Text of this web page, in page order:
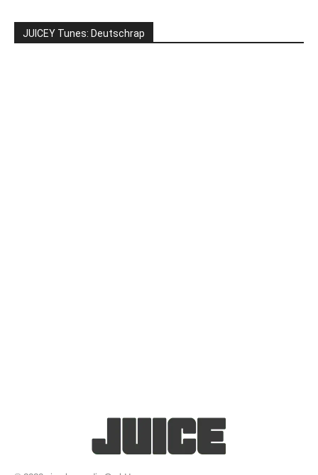
JUICEY Tunes: Deutschrap